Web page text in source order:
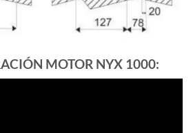
MOTOR NYX 1000: